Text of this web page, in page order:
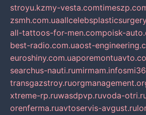
stroyu.kzmy-vesta.com
zsmh.com.ua
all-tattoos-for-men.compoisk-
best-radio.com.uaost-
euroshiny.com.ua
searchus-nauti.rumirmam.info
transgazstroy.ru
xtreme-rp.ruwasdpvp.ruvoda-
orenferma.ruavtoservis-avgust.ru